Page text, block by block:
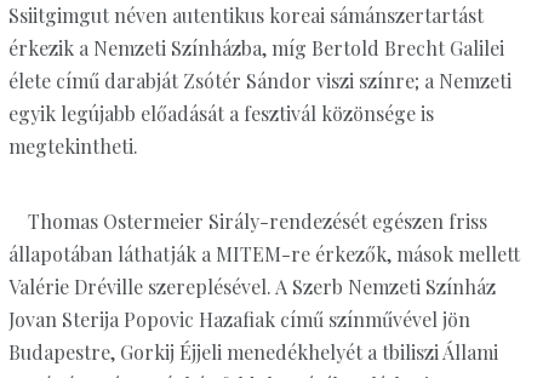
Ssiitgimgut néven autentikus koreai sámánszertartást
érkezik a Nemzeti Színházba, míg Bertold Brecht Galilei
élete című darabját Zsótér Sándor viszi színre; a Nemzeti
egyik legújabb előadását a fesztivál közönsége is
megtekintheti.
Thomas Ostermeier Sirály-rendezését egészen friss
állapotában láthatják a MITEM-re érkezők, mások mellett
Valérie Dréville szereplésével. A Szerb Nemzeti Színház
Jovan Sterija Popovic Hazafiak című színművével jön
Budapestre, Gorkij Éjjeli menedékhelyét a tbiliszi Állami